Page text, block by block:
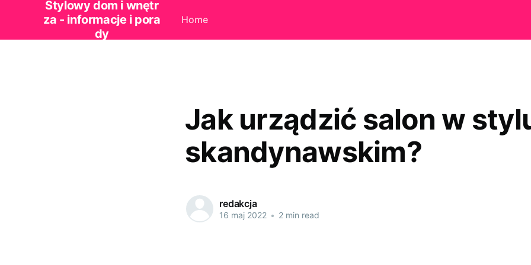
Stylowy dom i wnętr
za - informacje i pora
dy
Home
Jak urządzić salon w
skandynawskim?
redakcja
16 maj 2022 • 2 min read